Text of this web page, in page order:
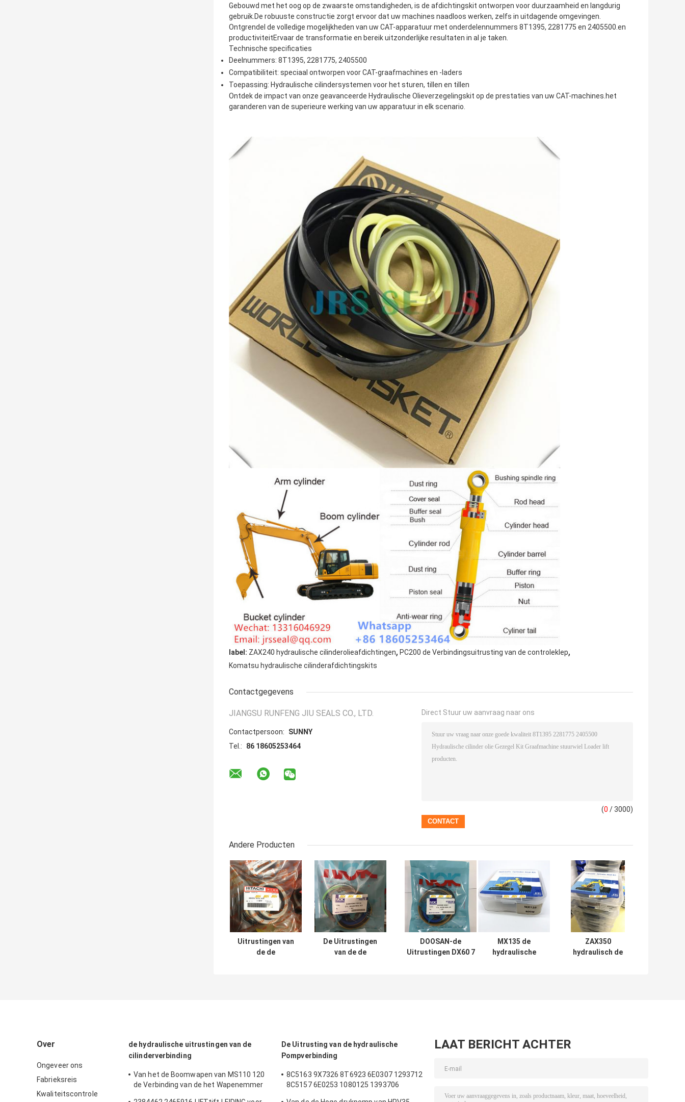
Gebouwd met het oog op de zwaarste omstandigheden, is de afdichtingskit ontworpen voor duurzaamheid en langdurig
gebruik.De robuuste constructie zorgt ervoor dat uw machines naadloos werken, zelfs in uitdagende omgevingen.
Ontgrendel de volledige mogelijkheden van uw CAT-apparatuur met onderdelennummers 8T1395, 2281775 en 2405500.en
productiviteitErvaar de transformatie en bereik uitzonderlijke resultaten in al je taken.
Technische specificaties
Deelnummers: 8T1395, 2281775, 2405500
Compatibiliteit: speciaal ontworpen voor CAT-graafmachines en -laders
Toepassing: Hydraulische cilindersystemen voor het sturen, tillen en tillen
Ontdek de impact van onze geavanceerde Hydraulische Olieverzegelingskit op de prestaties van uw CAT-machines.het
garanderen van de superieure werking van uw apparatuur in elk scenario.
label: ZAX240 hydraulische cilinderolieafdichtingen, PC200 de Verbindingsuitrusting van de controleklep,
Komatsu hydraulische cilinderafdichtingskits
Contactgegevens
JIANGSU RUNFENG JIU SEALS CO., LTD.
Contactpersoon:
SUNNY
Tel.:
86 18605253464
Direct Stuur uw aanvraag naar ons
(0 / 3000)
Andere Producten
Uitrustingen van
de de
De Uitrustingen
van de de
DOOSAN-de
Uitrustingen DX60 7
MX135 de
hydraulische
ZAX350
hydraulisch de
Over
Ongeveer ons
Fabrieksreis
Kwaliteitscontrole
de hydraulische uitrustingen van de
cilinderverbinding
Van het de Boomwapen van MS110 120
de Verbinding van de het Wapenemmer
De Uitrusting van de hydraulische
Pompverbinding
8C5163 9X7326 8T6923 6E0307 1293712
8C5157 6E0253 1080125 1393706
LAAT BERICHT ACHTER